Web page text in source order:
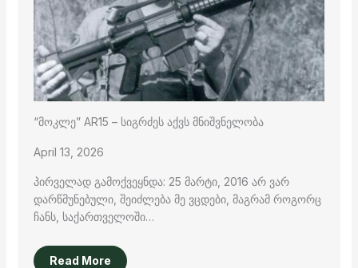
“მოკლე” AR15 – სიგრძეს აქვს მნიშვნელობა
April 13, 2026
პირველად გამოქვეყნდა: 25 მარტი, 2016 არ ვარ
დარწმუნებული, შეიძლება მე ვცდები, მაგრამ როგორც
ჩანს, საქართველოში…
Read More